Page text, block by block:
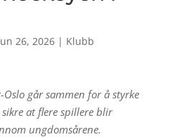
26, 2026| Klubb
går sammen for å styrke
at flere spillere blir
ungdomsårene.